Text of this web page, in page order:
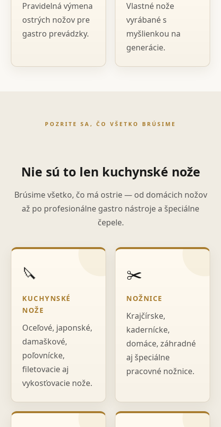
Pravidelná výmena
ostrých nožov pre
gastro prevádzky.
Vlastné nože
vyrábané s
myšlienkou na
generácie.
POZRITE SA, ČO VŠETKO BRÚSIME
Nie sú to len kuchynské nože
Brúsime všetko, čo má ostrie — od domácich nožov
až po profesionálne gastro nástroje a špeciálne
čepele.
🔪
KUCHYNSKÉ
NOŽE
Oceľové, japonské,
damaškové,
poľovnícke,
filetovacie aj
vykosťovacie nože.
✂️
NOŽNICE
Krajčírske,
kadernícke,
domáce, záhradné
aj špeciálne
pracovné nožnice.